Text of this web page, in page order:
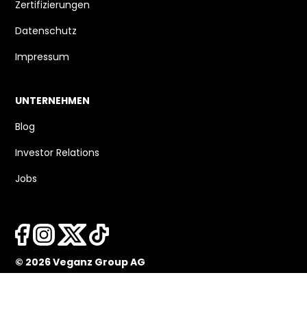
Zertifizierungen
Datenschutz
Impressum
UNTERNEHMEN
Blog
Investor Relations
Jobs
© 2026 Veganz Group AG